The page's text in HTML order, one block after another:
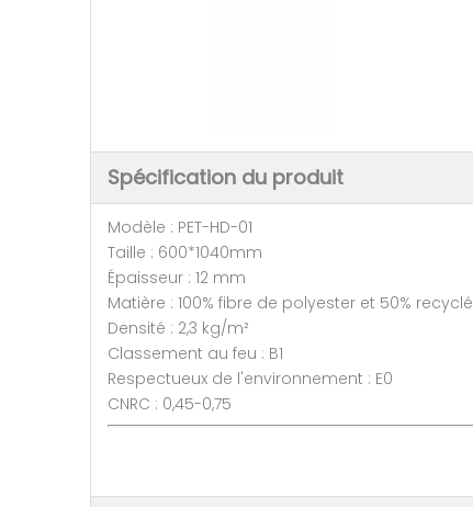
Spécification du produit
Modèle : PET-HD-01
Taille : 600*1040mm
Épaisseur : 12 mm
Matière : 100% fibre de polyester et 50% recyclé
Densité : 2,3 kg/m²
Classement au feu : B1
Respectueux de l'environnement : E0
CNRC : 0,45-0,75